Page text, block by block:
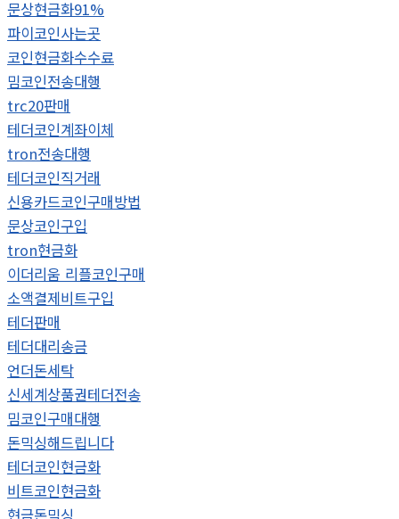
문상현금화91%
파이코인사는곳
코인현금화수수료
밈코인전송대행
trc20판매
테더코인계좌이체
tron전송대행
테더코인직거래
신용카드코인구매방법
문상코인구입
tron현금화
이더리움 리플코인구매
소액결제비트구입
테더판매
테더대리송금
언더돈세탁
신세계상품권테더전송
밈코인구매대행
돈믹싱해드립니다
테더코인현금화
비트코인현금화